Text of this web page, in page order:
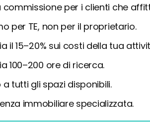
commissione per i clienti che
per TE, non per il proprietario.
il 15–20% sui costi della tua
100–200 ore di ricerca.
tutti gli spazi disponibili.
immobiliare specializzata.